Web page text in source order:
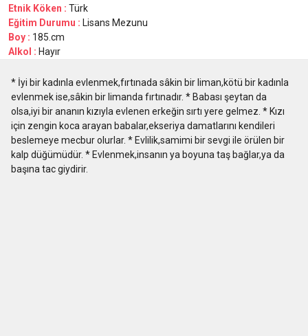
Etnik Köken : Türk
Eğitim Durumu : Lisans Mezunu
Boy : 185.cm
Alkol : Hayır
* İyi bir kadınla evlenmek,fırtınada sâkin bir liman,kötü bir kadınla
evlenmek ise,sâkin bir limanda fırtınadır. * Babası şeytan da
olsa,iyi bir ananın kızıyla evlenen erkeğin sırtı yere gelmez. * Kızı
için zengin koca arayan babalar,ekseriya damatlarını kendileri
beslemeye mecbur olurlar. * Evlilik,samimi bir sevgi ile örülen bir
kalp düğümüdür. * Evlenmek,insanın ya boyuna taş bağlar,ya da
başına tac giydirir.